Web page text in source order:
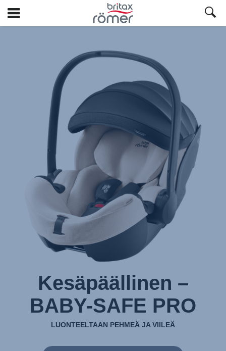
Siirry
Kesäpäällinen –
BABY-SAFE PRO
LUONTEELTAAN PEHMEÄ JA VIILEÄ